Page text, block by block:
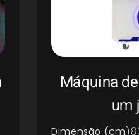
Máquina
um
Dimensão (cm)